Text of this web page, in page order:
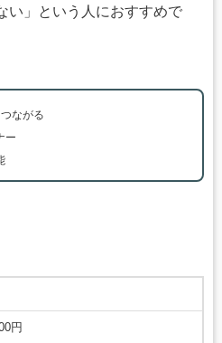
い」という人におすすめで
ながる
ー
円